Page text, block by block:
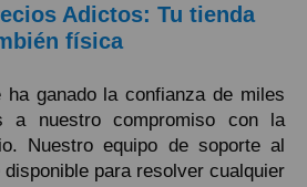
Adictos: Tu tienda
física
ganado la confianza de miles
a nuestro compromiso con la
Nuestro equipo de soporte al
para resolver cualquier